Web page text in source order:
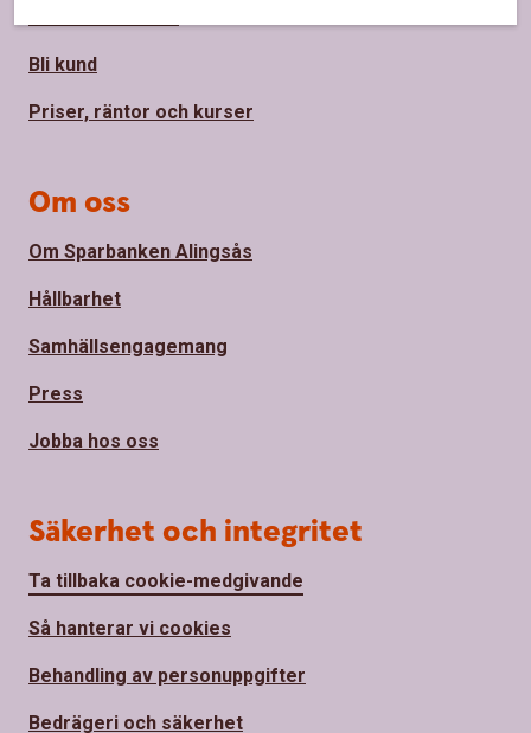
Bli kund
Priser, räntor och kurser
Om oss
Om Sparbanken Alingsås
Hållbarhet
Samhällsengagemang
Press
Jobba hos oss
Säkerhet och integritet
Ta tillbaka cookie-medgivande
Så hanterar vi cookies
Behandling av personuppgifter
Bedrägeri och säkerhet